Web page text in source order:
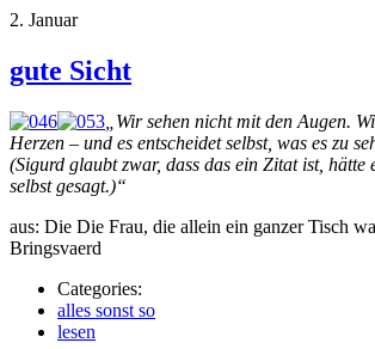
2. Januar
gute Sicht
Wir sehen nicht mit den Augen.
Herzen – und es entscheidet selbst, was es zu
(Sigurd glaubt zwar, dass das ein Zitat ist, hätte
selbst gesagt.)“
aus: Die Die Frau, die allein ein ganzer Tisch
Bringsvaerd
Categories:
alles sonst so
lesen